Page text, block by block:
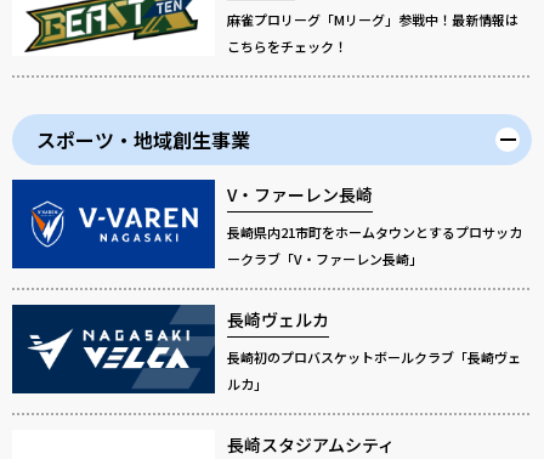
麻雀プロリーグ「Mリーグ」参戦中！最新情報は
こちらをチェック！
スポーツ・地域創生事業
V・ファーレン長崎
長崎県内21市町をホームタウンとするプロサッカ
ークラブ「V・ファーレン長崎」
長崎ヴェルカ
長崎初のプロバスケットボールクラブ「長崎ヴェ
ルカ」
長崎スタジアムシティ